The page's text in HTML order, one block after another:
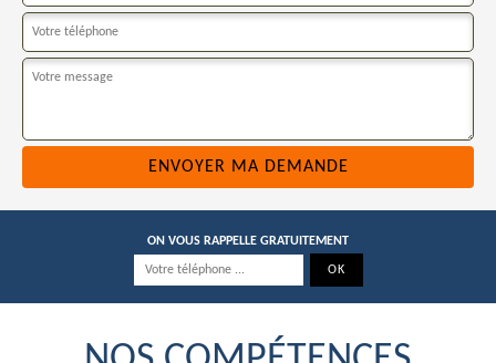
ON VOUS RAPPELLE GRATUITEMENT